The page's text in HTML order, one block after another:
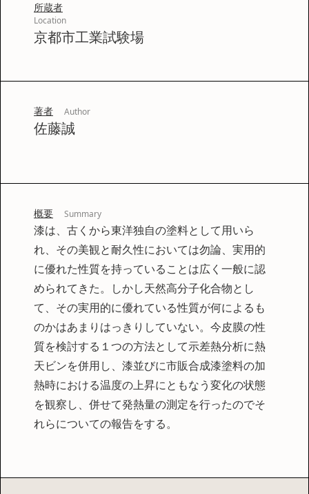
所蔵者
Location
京都市工業試験場
著者 Author
佐藤誠
概要 Summary
漆は、古くから東洋独自の塗料として用いら
れ、その美観と耐久性においては勿論、実用的
に優れた性質を持っていることは広く一般に認
められてきた。しかし天然高分子化合物とし
て、その実用的に優れている性質が何によるも
のかはあまりはっきりしていない。今皮膜の性
質を検討する１つの方法として示差熱分析に熱
天ビンを併用し、漆並びに市販合成漆塗料の加
熱時における温度の上昇にともなう変化の状態
を観察し、併せて発熱量の測定を行ったのでそ
れらについての報告をする。